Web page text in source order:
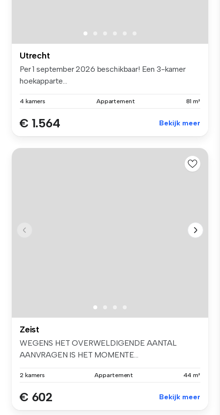
Utrecht
Per 1 september 2026 beschikbaar! Een 3-kamer
hoekapparte...
4 kamers Appartement 81 m²
€ 1.564 Bekijk meer
Zeist
WEGENS HET OVERWELDIGENDE AANTAL
AANVRAGEN IS HET MOMENTE...
2 kamers Appartement 44 m²
€ 602 Bekijk meer